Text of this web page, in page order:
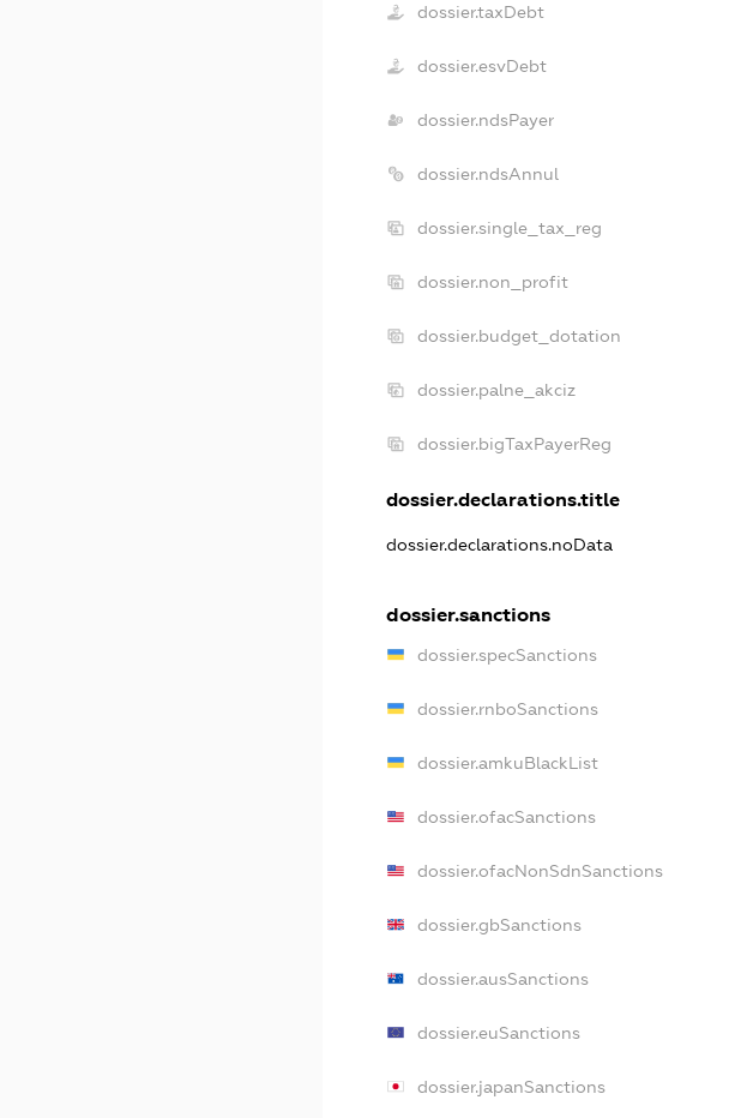
dossier.taxDebt
dossier.esvDebt
dossier.ndsPayer
dossier.ndsAnnul
dossier.single_tax_reg
dossier.non_profit
dossier.budget_dotation
dossier.palne_akciz
dossier.bigTaxPayerReg
dossier.declarations.title
dossier.declarations.noData
dossier.sanctions
dossier.specSanctions
dossier.rnboSanctions
dossier.amkuBlackList
dossier.ofacSanctions
dossier.ofacNonSdnSanctions
dossier.gbSanctions
dossier.ausSanctions
dossier.euSanctions
dossier.japanSanctions